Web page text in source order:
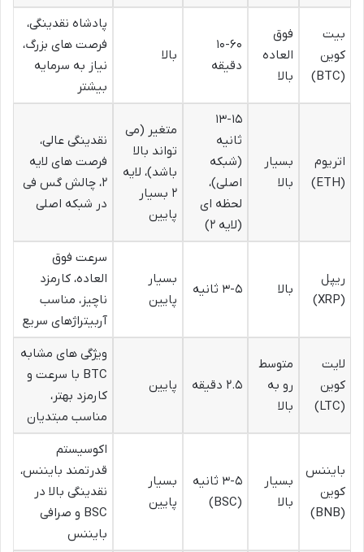
بیت
کوین
(BTC)
فوق
العاده
بالا
۱۰-۶۰
دقیقه
بالا
پادشاه نقدینگی،
فرصت های بزرگ،
نیاز به سرمایه
بیشتر
اتریوم
(ETH)
بسیار
بالا
۱۳-۱۵
ثانیه
(شبکه
اصلی)،
لحظه ای
(لایه ۲)
متغیر (می
تواند بالا
باشد)، لایه
۲ بسیار
پایین
نقدینگی عالی،
فرصت های لایه
۲، چالش گس فی
در شبکه اصلی
ریپل
(XRP)
بالا ۳-۵ ثانیه
بسیار
پایین
سرعت فوق
العاده، کارمزد
ناچیز، مناسب
آربیتراژهای سریع
لایت
کوین
(LTC)
متوسط
رو به
بالا
۲.۵ دقیقه پایین
ویژگی های مشابه
BTC با سرعت و
کارمزد بهتر،
مناسب مبتدیان
بایننس
کوین
(BNB)
بسیار
بالا
۳-۵ ثانیه
(BSC)
بسیار
پایین
اکوسیستم
قدرتمند بایننس،
نقدینگی بالا در
BSC و صرافی
بایننس